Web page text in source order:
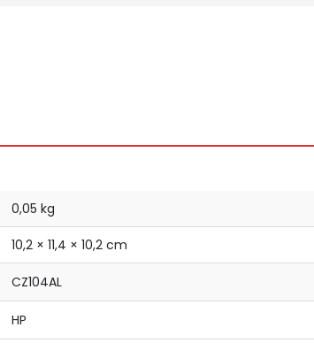
0,05 kg
10,2 × 11,4 × 10,2 cm
CZ104AL
HP